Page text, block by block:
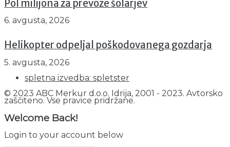
Pol milijona za prevoze šolarjev
6. avgusta, 2026
Helikopter odpeljal poškodovanega gozdarja
5. avgusta, 2026
spletna izvedba: spletster
© 2023 ABC Merkur d.o.o. Idrija, 2001 - 2023. Avtorsko
zaščiteno. Vse pravice pridržane.
Welcome Back!
Login to your account below